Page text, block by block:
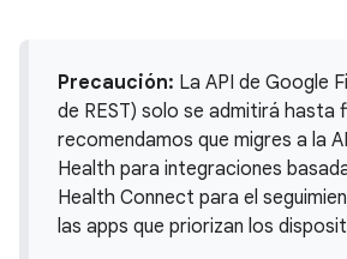
Precaución: La API de Google
de REST) solo se admitirá hasta
recomendamos que migres a la
Health para integraciones
Health Connect para el
las apps que priorizan los